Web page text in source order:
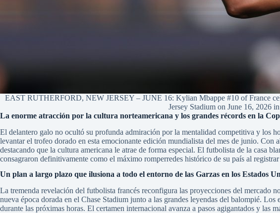
EAST RUTHERFORD, NEW JERSEY – JUNE 16: Kylian Mbappe #10 of France
Jersey Stadium on June 16, 2026
La enorme atracción por la cultura norteamericana y los grandes récords en la
El delantero galo no ocultó su profunda admiración por la mentalidad competitiva y los
levantar el trofeo dorado en esta emocionante edición mundialista del mes de junio. Con
destacando que la cultura americana le atrae de forma especial. El futbolista de la casa
consagraron definitivamente como el máximo romperredes histórico de su país al
Un plan a largo plazo que ilusiona a todo el entorno de las Garzas en los Estados
La tremenda revelación del futbolista francés reconfigura las proyecciones del mercado
nueva época dorada en el Chase Stadium junto a las grandes leyendas del balompié.
durante las próximas horas. El certamen internacional avanza a pasos agigantados y las